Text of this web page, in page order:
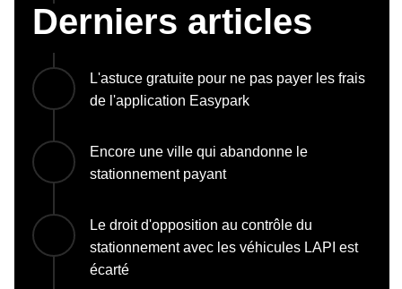
Derniers articles
L'astuce gratuite pour ne pas payer les frais
de l'application Easypark
Encore une ville qui abandonne le
stationnement payant
Le droit d'opposition au contrôle du
stationnement avec les véhicules LAPI est
écarté